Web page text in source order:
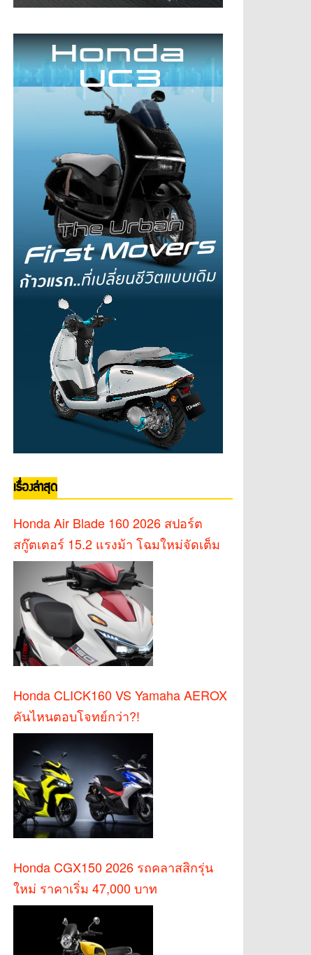
เรื่องล่าสุด
Honda Air Blade 160 2026 สปอร์ต
สกู๊ตเตอร์ 15.2 แรงม้า โฉมใหม่จัดเต็ม
Honda CLICK160 VS Yamaha AEROX
คันไหนตอบโจทย์กว่า?!
Honda CGX150 2026 รถคลาสสิกรุ่น
ใหม่ ราคาเริ่ม 47,000 บาท